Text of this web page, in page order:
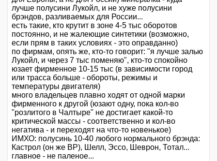
лучше полусини Лукойл, и не хуже полусини
брэндов, разливаемых для России...
есть такие, кто крутит в зоне 4-5 тыс оборотов
постоянно, и не жалеющие синтетики (возможно,
если прям в таких условиях - это оправданно)
по фирмам, опять же, кто-то говорит: "я лучше залью
Лукойл, и через 7 тыс поменяю", кто-то спокойно
юзает фирменное 10-15 тыс (в зависимости город
или трасса больше - обороты, режимы и
температуры двигателя)
много владельцев плавно ходят от одной марки
фирменного к другой (юзают одну, пока кол-во
"розлитого в Чалтыре" не достигает какой-то
критической массы - соответственно и кол-во
негатива - и переходят на что-то новенькое)
ИМХО: полусинь 10-40 любого нормального брэнда:
Кастрол (он же ВР), Шелл, Эссо, Шеврон, Тотал...
главное - не паленое...